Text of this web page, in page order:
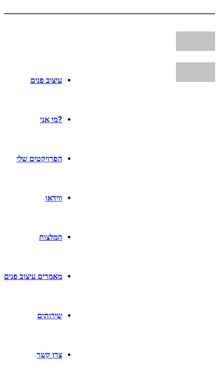
עיצוב פנים
?מי אני
הפרויקטים שלי
ווידאו
המלצות
מאמרים עיצוב פנים
שירותים
צרו קשר